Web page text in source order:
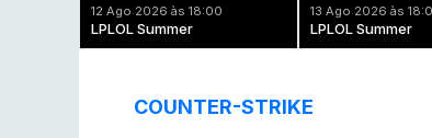
12 Ago 2026 às 18:00
LPLOL Summer
13 Ago 2026 às
LPLOL Summer
COUNTER-STRIKE